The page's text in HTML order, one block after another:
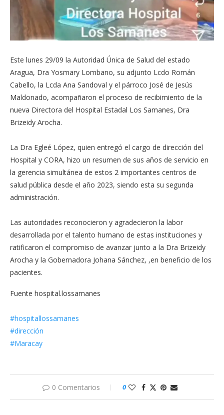
Este lunes 29/09 la Autoridad Única de Salud del estado
Aragua, Dra Yosmary Lombano, su adjunto Lcdo Román
Cabello, la Lcda Ana Sandoval y el párroco José de Jesús
Maldonado, acompañaron el proceso de recibimiento de la
nueva Directora del Hospital Estadal Los Samanes, Dra
Brizeidy Arocha.
La Dra Egleé López, quien entregó el cargo de dirección del
Hospital y CORA, hizo un resumen de sus años de servicio en
la gerencia simultánea de estos 2 importantes centros de
salud pública desde el año 2023, siendo esta su segunda
administración.
Las autoridades reconocieron y agradecieron la labor
desarrollada por el talento humano de estas instituciones y
ratificaron el compromiso de avanzar junto a la Dra Brizeidy
Arocha y la Gobernadora Johana Sánchez, ,en beneficio de los
pacientes.
Fuente hospital.lossamanes
#hospitallossamanes
#dirección
#Maracay
0 Comentarios 0